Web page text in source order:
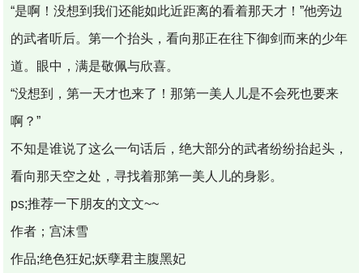
“是啊！没想到我们还能如此近距离的看着那天才！”他旁边
的武者听后。第一个抬头，看向那正在往下御剑而来的少年
道。眼中，满是敬佩与欣喜。
“没想到，第一天才也来了！那第一美人儿是不会死也要来
啊？”
不知是谁说了这么一句话后，绝大部分的武者纷纷抬起头，
看向那天空之处，寻找着那第一美人儿的身影。
ps;推荐一下朋友的文文~~
作者；宫沫雪
作品;绝色狂妃;妖孽君主腹黑妃